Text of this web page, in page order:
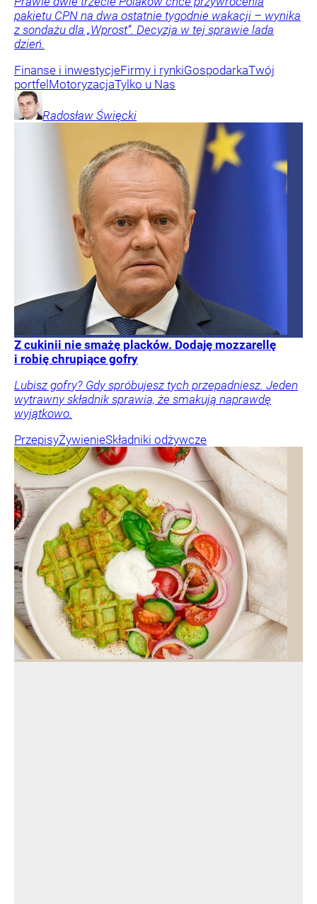
pakietu CPN na dwa ostatnie tygodnie wakacji – wynika
z sondażu dla „Wprost”. Decyzja w tej sprawie lada
dzień.
Finanse i inwestycjeFirmy i rynkiGospodarkaTwój
portfel MotoryzacjaTylko u Nas
Radosław Święcki
Z cukinii nie smażę placków. Dodaję mozzarellę
i robię chrupiące gofry
Lubisz gofry? Gdy spróbujesz tych przepadniesz. Jeden
wytrawny składnik sprawia, że smakują naprawdę
wyjątkowo.
PrzepisyŻywienieSkładniki odżywcze